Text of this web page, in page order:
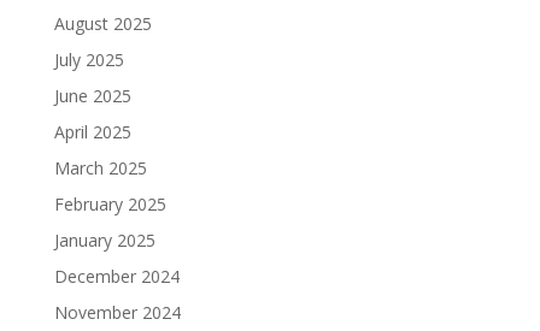
August 2025
July 2025
June 2025
April 2025
March 2025
February 2025
January 2025
December 2024
November 2024